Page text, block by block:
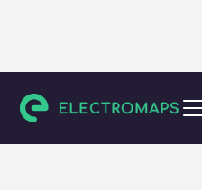
Países Baixos